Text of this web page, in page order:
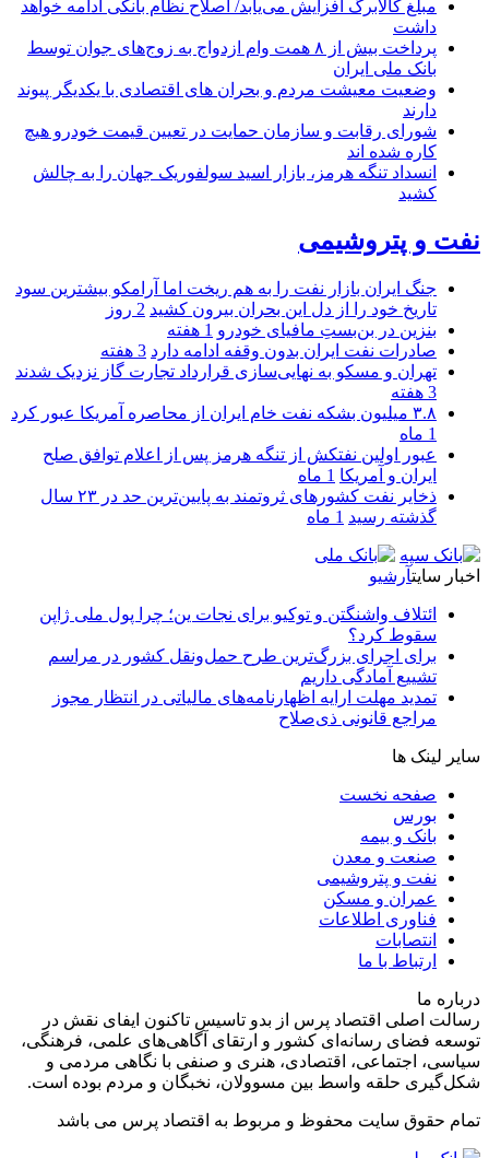
مبلغ کالابرگ افزایش می‌یابد/ اصلاح نظام بانکی ادامه خواهد
داشت
پرداخت بیش از ۸ همت وام ازدواج به زوج‌های جوان توسط
بانک ملی ایران
وضعیت معیشت مردم و بحران های اقتصادی با یکدیگر پیوند
دارند
شورای رقابت و سازمان حمایت در تعیین قیمت خودرو هیچ
کاره شده اند
انسداد تنگه هرمز، بازار اسید سولفوریک جهان را به چالش
کشید
نفت و پتروشیمی
جنگ ایران بازار نفت را به هم ریخت اما آرامکو بیشترین سود
تاریخ خود را از دل این بحران بیرون کشید 2 روز
بنزین در بن‌بستِ مافیای خودرو 1 هفته
صادرات نفت ایران بدون وقفه ادامه دارد 3 هفته
تهران و مسکو به نهایی‌سازی قرارداد تجارت گاز نزدیک شدند
3 هفته
۳.۸ میلیون بشکه نفت خام ایران از محاصره آمریکا عبور کرد
1 ماه
عبور اولین نفتکش از تنگه هرمز پس از اعلام توافق صلح
ایران و آمریکا 1 ماه
ذخایر نفت کشورهای ثروتمند به پایین‌ترین حد در ۲۳ سال
گذشته رسید 1 ماه
اخبار سایتآرشیو
ائتلاف واشنگتن و توکیو برای نجات ین؛ چرا پول ملی ژاپن
سقوط کرد؟
برای اجرای بزرگ‌ترین طرح حمل‌ونقل کشور در مراسم
تشییع آمادگی داریم
تمدید مهلت ارایه اظهارنامه‌های مالیاتی در انتظار مجوز
مراجع قانونی ذی‌‏صلاح
سایر لینک ها
صفحه نخست
بورس
بانک و بیمه
صنعت و معدن
نفت و پتروشیمی
عمران و مسکن
فناوری اطلاعات
انتصابات
ارتباط با ما
درباره ما
رسالت اصلی اقتصاد پرس از بدو تاسیس تاکنون ایفای نقش در
توسعه فضای رسانه‌ای کشور و ارتقای آگاهی‌های علمی، فرهنگی،
سیاسی، اجتماعی، اقتصادی، هنری و صنفی با نگاهی مردمی و
شکل‌گیری حلقه واسط بین مسوولان، نخبگان و مردم بوده است.
تمام حقوق سایت محفوظ و مربوط به اقتصاد پرس می باشد